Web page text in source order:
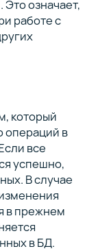
означает,
работе с
который
операций в
все
успешно,
В случае
в прежнем
в БД.